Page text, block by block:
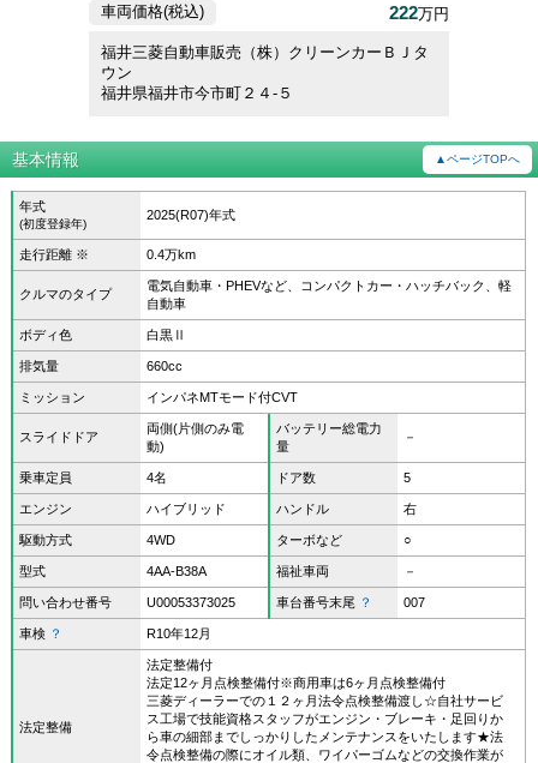
車両価格(税込) 222万円
福井三菱自動車販売（株）クリーンカーＢＪタ
ウン
福井県福井市今市町２４‐５
基本情報 ▲ページTOPへ
年式
(初度登録年)
2025(R07)年式
走行距離 ※ 0.4万km
クルマのタイプ
電気自動車・PHEVなど、コンパクトカー・ハッチバック、軽
自動車
ボディ色 白黒Ⅱ
排気量 660cc
ミッション インパネMTモード付CVT
スライドドア
両側(片側のみ電
動)
バッテリー総電力
量
－
乗車定員 4名 ドア数 5
エンジン ハイブリッド ハンドル 右
駆動方式 4WD ターボなど ○
型式 4AA-B38A 福祉車両 －
問い合わせ番号 U00053373025 車台番号末尾 ？ 007
車検 ？ R10年12月
法定整備
法定整備付
法定12ヶ月点検整備付※商用車は6ヶ月点検整備付
三菱ディーラーでの１２ヶ月法令点検整備渡し☆自社サービ
ス工場で技能資格スタッフがエンジン・ブレーキ・足回りか
ら車の細部までしっかりしたメンテナンスをいたします★法
令点検整備の際にオイル類、ワイパーゴムなどの交換作業が